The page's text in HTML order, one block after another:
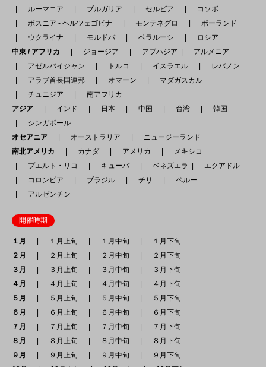
ルーマニア
ブルガリア セルビア
コソボ
ボスニア - ヘルツェゴビナ
モンテネグロ
ポーランド
ウクライナ
モルドバ ベラルーシ
ロシア
中東 / アフリカ
ジョージア アブハジア
アルメニア
アゼルバイジャン
トルコ イスラエル
レバノン
アラブ首長国連邦
オマーン
マダガスカル
チュニジア
南アフリカ
アジア
インド 日本 中国 台湾
韓国
シンガポール
オセアニア
オーストラリア
ニュージーランド
南北アメリカ
カナダ アメリカ
メキシコ
プエルト・リコ
キューバ ベネズエラ
エクアドル
コロンビア
ブラジル チリ
ペルー
アルゼンチン
開催時期
１月 １月上旬 １月中旬
１月下旬
２月
２月上旬 ２月中旬
２月下旬
３月
３月上旬 ３月中旬
３月下旬
４月
４月上旬 ４月中旬
４月下旬
５月
５月上旬 ５月中旬
５月下旬
６月
６月上旬 ６月中旬
６月下旬
７月
７月上旬 ７月中旬
７月下旬
８月
８月上旬 ８月中旬
８月下旬
９月
９月上旬 ９月中旬
９月下旬